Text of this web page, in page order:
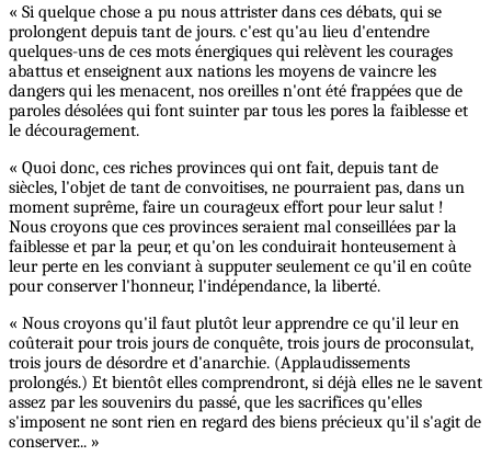
« Si quelque chose a pu nous attrister dans ces débats, qui se
prolongent depuis tant de jours. c'est qu'au lieu d'entendre
quelques-uns de ces mots énergiques qui relèvent les courages
abattus et enseignent aux nations les moyens de vaincre les
dangers qui les menacent, nos oreilles n'ont été frappées que de
paroles désolées qui font suinter par tous les pores la faiblesse et
le découragement.
« Quoi donc, ces riches provinces qui ont fait, depuis tant de
siècles, l'objet de tant de convoitises, ne pourraient pas, dans un
moment suprême, faire un courageux effort pour leur salut !
Nous croyons que ces provinces seraient mal conseillées par la
faiblesse et par la peur, et qu'on les conduirait honteusement à
leur perte en les conviant à supputer seulement ce qu'il en coûte
pour conserver l'honneur, l'indépendance, la liberté.
« Nous croyons qu'il faut plutôt leur apprendre ce qu'il leur en
coûterait pour trois jours de conquête, trois jours de proconsulat,
trois jours de désordre et d'anarchie. (Applaudissements
prolongés.) Et bientôt elles comprendront, si déjà elles ne le savent
assez par les souvenirs du passé, que les sacrifices qu'elles
s'imposent ne sont rien en regard des biens précieux qu'il s'agit de
conserver... »